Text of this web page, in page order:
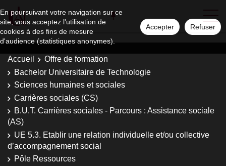
En poursuivant votre navigation sur ce
site, vous acceptez l'utilisation de
cookies à des fins de mesure
d'audience (statistiques anonymes).
Accepter Refuser
Accueil
Offre de formation
Bachelor Universitaire de Technologie
Sciences humaines et sociales
Carrières sociales (CS)
B.U.T. Carrières sociales - Parcours : Assistance sociale
(AS)
UE 5.3. Etablir une relation individuelle et/ou collective
d’accompagnement social
Pôle Ressources